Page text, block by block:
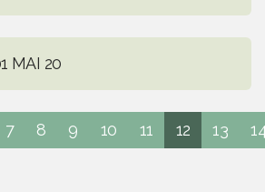
MAI 20
7 8 9 10 11 12 13